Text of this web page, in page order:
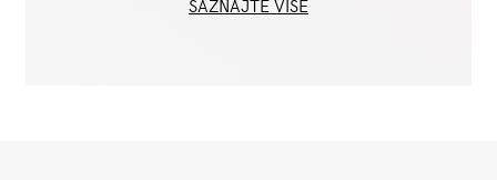
SAZNAJTE VIŠE